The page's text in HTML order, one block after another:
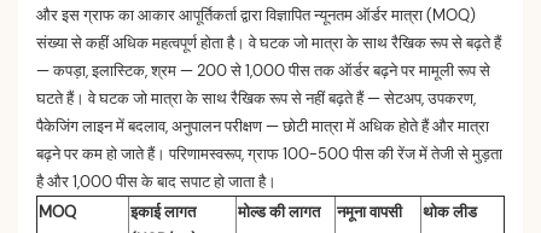
और इस ग्राफ का आकार आपूर्तिकर्ता द्वारा विज्ञापित न्यूनतम ऑर्डर मात्रा (MOQ)
संख्या से कहीं अधिक महत्वपूर्ण होता है। वे घटक जो मात्रा के साथ रैखिक रूप से बढ़ते हैं
— कपड़ा, इलास्टिक, श्रम — 200 से 1,000 पीस तक ऑर्डर बढ़ने पर मामूली रूप से
घटते हैं। वे घटक जो मात्रा के साथ रैखिक रूप से नहीं बढ़ते हैं — सेटअप, उपकरण,
पैकेजिंग लाइन में बदलाव, अनुपालन परीक्षण — छोटी मात्रा में अधिक होते हैं और मात्रा
बढ़ने पर कम हो जाते हैं। परिणामस्वरूप, ग्राफ 100-500 पीस की रेंज में तेजी से मुड़ता
है और 1,000 पीस के बाद सपाट हो जाता है।
MOQ
इकाई लागत
मोल्ड की लागत
नमूना वापसी
थोक लीड